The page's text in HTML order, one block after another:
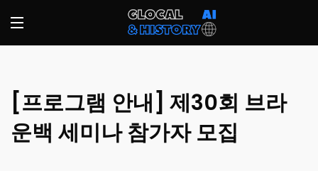
[프로그램 안내] 제30회 브라
운백 세미나 참가자 모집